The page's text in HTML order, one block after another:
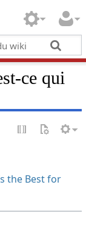
ce qui
the Best for